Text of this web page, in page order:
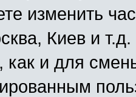
изменить
Киев и
как и для